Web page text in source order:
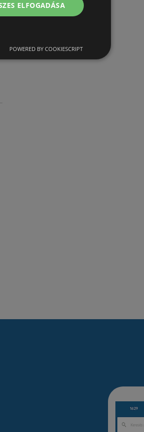
ELFOGADÁSA
POWERED BY COOKIESCRIPT